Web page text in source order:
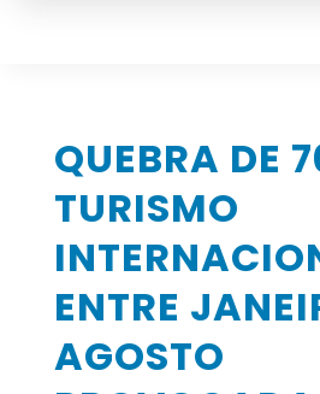
QUEBRA DE
TURISMO
ENTRE
AGOSTO